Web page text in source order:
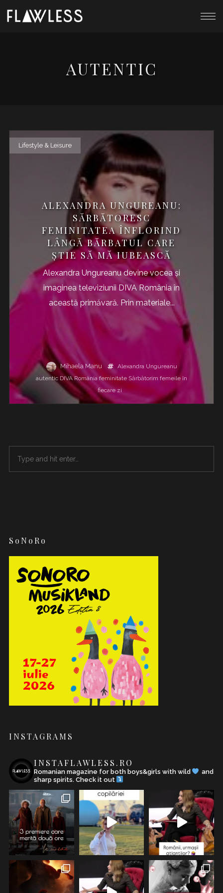
AUTENTIC
Lifestyle & Leisure
ALEXANDRA UNGUREANU:
SĂRBĂTORESC
FEMINITATEA ÎNFLORIND
LÂNGĂ BĂRBATUL CARE
ȘTIE SĂ MĂ IUBEASCĂ
Alexandra Ungureanu devine vocea și
imaginea televiziunii DIVA România în
această primăvară. Prin materiale...
Mihaela Manu
Alexandra Ungureanu
autentic DIVA România feminitate Sărbătorim femeile în
fiecare zi
SoNoRo
INSTAGRAMS
INSTAFLAWLESS.RO
Romanian magazine for both boys&girls with wild
and
sharp spirits. Check it out